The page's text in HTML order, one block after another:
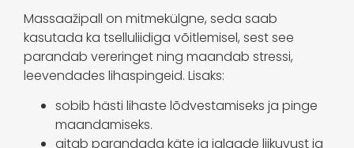
Massaažipall on mitmekülgne, seda saab
kasutada ka tselluliidiga võitlemisel, sest see
parandab vereringet ning maandab stressi,
leevendades lihaspingeid. Lisaks:
sobib hästi lihaste lõdvestamiseks ja pinge
maandamiseks.
aitab parandada käte ja jalgade liikuvust ja